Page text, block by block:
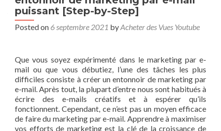
puissant [Step-by-Step]
Posted on 6 septembre 2021 byAcheter des Vues Youtube
Que vous soyez expérimenté dans le marketing par e-
mail ou que vous débutiez, l’une des tâches les plus
difficiles consiste à créer un entonnoir de marketing par
e-mail. Après tout, la plupart d’entre nous sont habitués à
écrire des e-mails créatifs et à espérer qu’ils
fonctionnent. Cependant, ce n’est pas un moyen efficace
de faire du marketing par e-mail. Apprendre à maximiser
vos efforts de marketing est la clé de la croissance de